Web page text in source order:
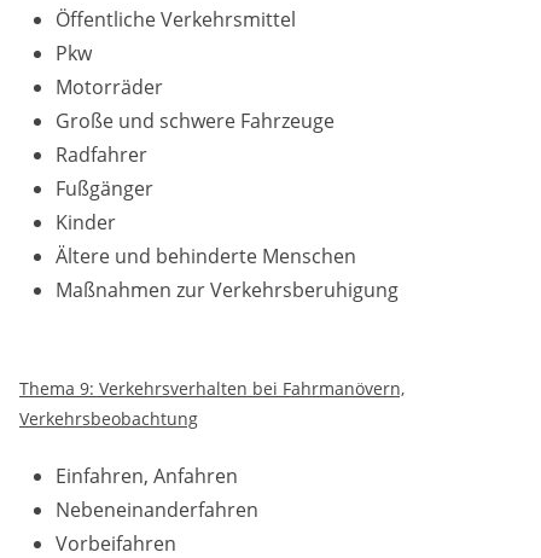
Öffentliche Verkehrsmittel
Pkw
Motorräder
Große und schwere Fahrzeuge
Radfahrer
Fußgänger
Kinder
Ältere und behinderte Menschen
Maßnahmen zur Verkehrsberuhigung
Thema 9: Verkehrsverhalten bei Fahrmanövern,
Verkehrsbeobachtung
Einfahren, Anfahren
Nebeneinanderfahren
Vorbeifahren